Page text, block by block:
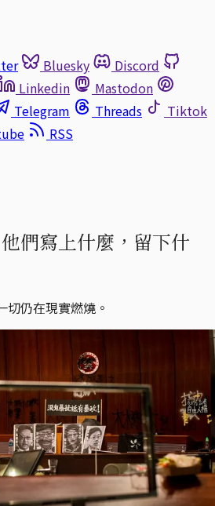
Bluesky
Discord
Linkedin
Mastodon
Telegram Threads
Tiktok
RSS
們寫上什麼，留下什
切仍在現實燃燒。